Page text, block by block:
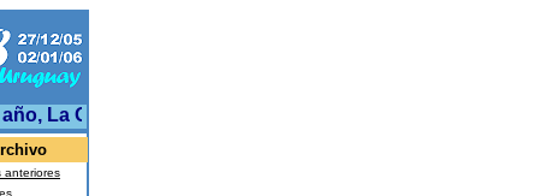
La ONDA digital le desea a todos sus
anteriores